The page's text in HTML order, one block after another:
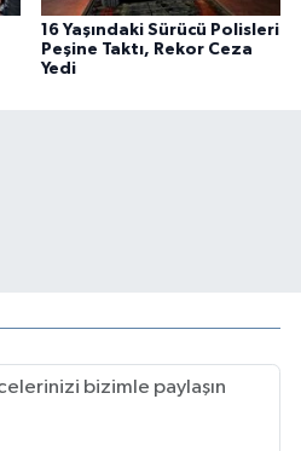
16 Yaşındaki Sürücü Polisleri
Peşine Taktı, Rekor Ceza
Yedi